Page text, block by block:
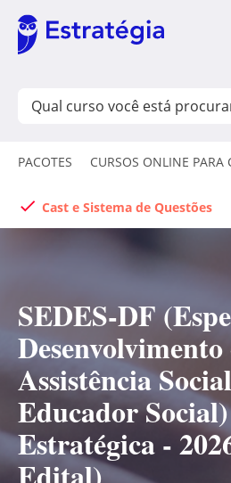
PACOTES CURSOS ONLINE PARA
Cast e Sistema de Questões
SEDES-DF
Desenvolvimento
Assistência
Educador
Estratégica -